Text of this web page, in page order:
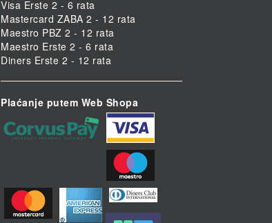
Visa Erste 2 - 6 rata
Mastercard ZABA 2 - 12 rata
Maestro PBZ 2 - 12 rata
Maestro Erste 2 - 6 rata
Diners Erste 2 - 12 rata
Plaćanje putem Web Shopa